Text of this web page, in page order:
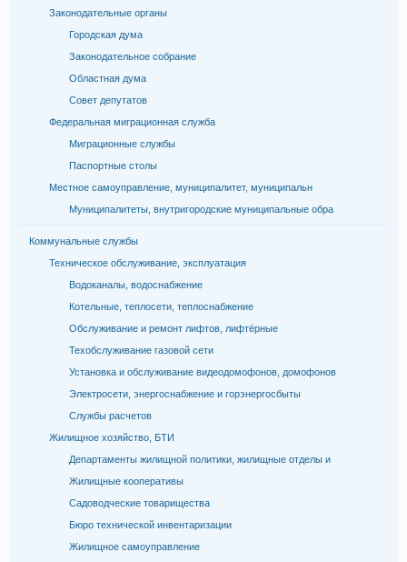
Законодательные органы
Городская дума
Законодательное собрание
Областная дума
Совет депутатов
Федеральная миграционная служба
Миграционные службы
Паспортные столы
Местное самоуправление, муниципалитет, муниципальн
Муниципалитеты, внутригородские муниципальные обра
Коммунальные службы
Техническое обслуживание, эксплуатация
Водоканалы, водоснабжение
Котельные, теплосети, теплоснабжение
Обслуживание и ремонт лифтов, лифтёрные
Техобслуживание газовой сети
Установка и обслуживание видеодомофонов, домофонов
Электросети, энергоснабжение и горэнергосбыты
Службы расчетов
Жилищное хозяйство, БТИ
Департаменты жилищной политики, жилищные отделы и
Жилищные кооперативы
Садоводческие товарищества
Бюро технической инвентаризации
Жилищное самоуправление